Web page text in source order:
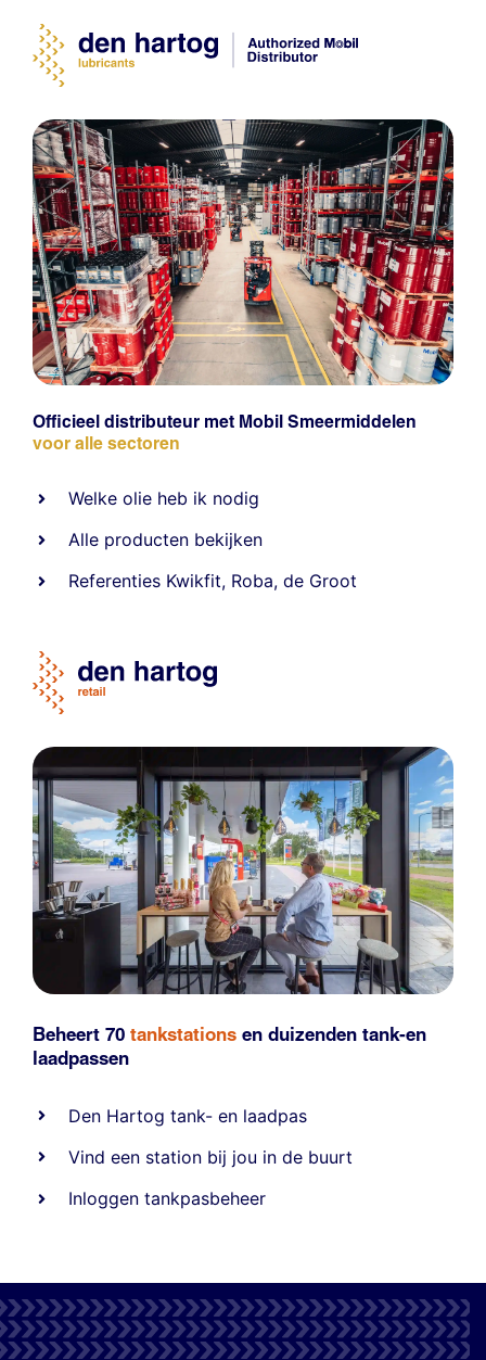
Officieel distributeur met Mobil Smeermiddelen
voor alle sectoren
Welke olie heb ik nodig
Alle producten bekijken
Referenties Kwikfit, Roba,de Groot
Beheert 70 tankstations en duizenden tank-en
laadpassen
Den Hartog tank- en laadpas
Vind een station bij jou in de buurt
Inloggen tankpasbeheer